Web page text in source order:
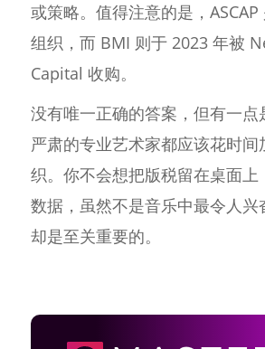
或策略。值得注意的是，
组织，而 BMI 则于 2023 年被
Capital 收购。
没有唯一正确的答案，但有一点
严肃的专业艺术家都应该花时间
织。你不会想把版税留在桌面上
数据，虽然不是音乐中最令人兴
却是至关重要的。